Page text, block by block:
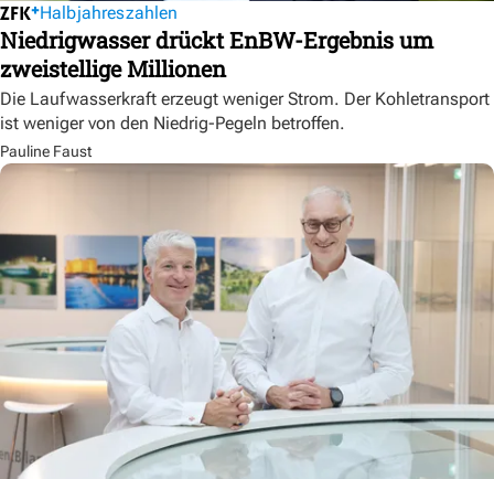
Halbjahreszahlen
Niedrigwasser drückt EnBW-Ergebnis um
zweistellige Millionen
Die Laufwasserkraft erzeugt weniger Strom. Der Kohletransport
ist weniger von den Niedrig-Pegeln betroffen.
Pauline Faust